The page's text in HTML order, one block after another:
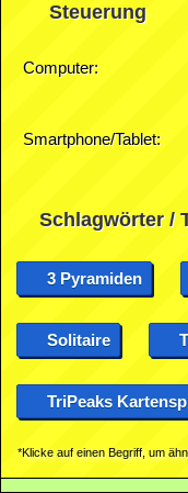
Steuerung
Computer:
Smartphone/Tablet:
Schlagwörter /
3 Pyramiden
Solitaire
TriPeaks
*Klicke auf einen Begriff, um